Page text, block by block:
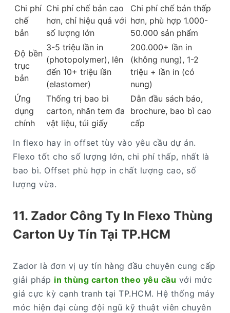
Chi phí
chế
bản
Chi phí chế bản cao
hơn, chỉ hiệu quả với
số lượng lớn
Chi phí chế bản thấp
hơn, phù hợp 1.000-
50.000 sản phẩm
Độ bền
trục
bản
3-5 triệu lần in
(photopolymer), lên
đến 10+ triệu lần
(elastomer)
200.000+ lần in
(không nung), 1-2
triệu + lần in (có
nung)
Ứng
dụng
chính
Thống trị bao bì
carton, nhãn tem đa
vật liệu, túi giấy
Dẫn đầu sách báo,
brochure, bao bì cao
cấp
In flexo hay in offset tùy vào yêu cầu dự án.
Flexo tốt cho số lượng lớn, chi phí thấp, nhất là
bao bì. Offset phù hợp in chất lượng cao, số
lượng vừa.
11. Zador Công Ty In Flexo Thùng
Carton Uy Tín Tại TP.HCM
Zador là đơn vị uy tín hàng đầu chuyên cung cấp
giải pháp in thùng carton theo yêu cầu với mức
giá cực kỳ cạnh tranh tại TP.HCM. Hệ thống máy
móc hiện đại cùng đội ngũ kỹ thuật viên chuyên